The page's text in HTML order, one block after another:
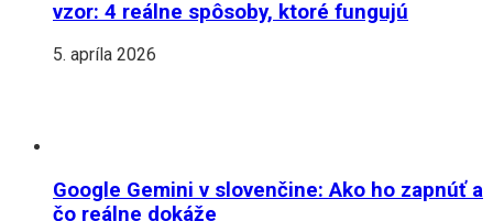
vzor: 4 reálne spôsoby, ktoré fungujú
5. apríla 2026
Google Gemini v slovenčine: Ako ho zapnúť a
čo reálne dokáže